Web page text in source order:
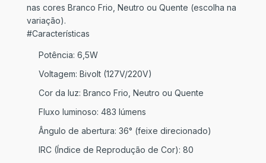
nas cores Branco Frio, Neutro ou Quente (escolha na
variação).
#Características
Potência: 6,5W
Voltagem: Bivolt (127V/220V)
Cor da luz: Branco Frio, Neutro ou Quente
Fluxo luminoso: 483 lúmens
Ângulo de abertura: 36° (feixe direcionado)
IRC (Índice de Reprodução de Cor): 80